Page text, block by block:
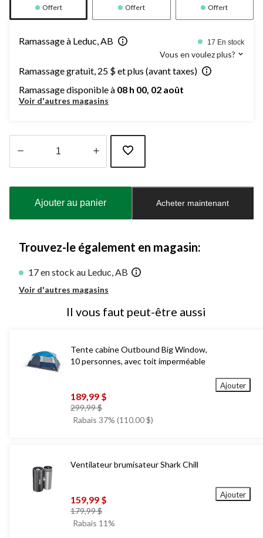
Offert Offert Offert
Ramassage à Leduc, AB 17 En stock
Vous en voulez plus?
Ramassage gratuit, 25 $ et plus (avant taxes)
Ramassage disponible à 08 h 00, 02 août
Voir d'autres magasins
à
Ajouter au panier Acheter maintenant
Trouvez-le également en magasin:
17 en stock au Leduc, AB
Voir d'autres magasins
Il vous faut peut-être aussi
Tente cabine Outbound Big Window,
10 personnes, avec toit imperméable
189,99 $
299,99 $prix
était
Rabais 37% (110.00 $)
Ajouter
Ventilateur brumisateur Shark Chill
159,99 $
179,99 $prix
était
Rabais 11%
Ajouter